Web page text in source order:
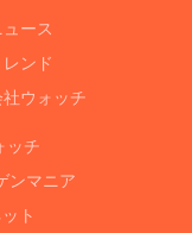
ース
ンド
ウォッチ
ッチ
ンマニア
ト